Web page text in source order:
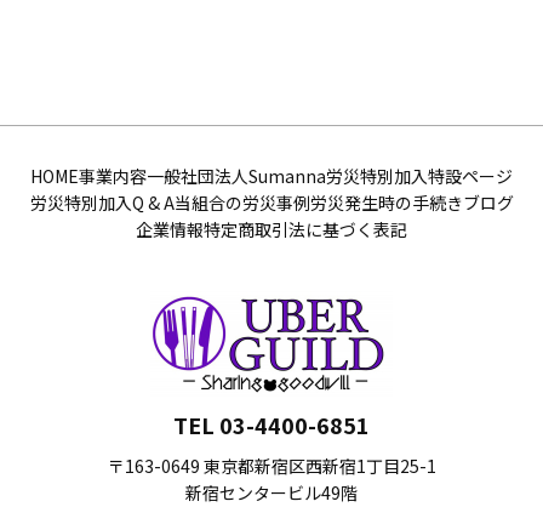
HOME事業内容一般社団法人Sumanna労災特別加入特設ページ
労災特別加入Q & A当組合の労災事例労災発生時の手続きブログ
企業情報特定商取引法に基づく表記
TEL 03-4400-6851
〒163-0649 東京都新宿区西新宿1丁目25-1
新宿センタービル49階